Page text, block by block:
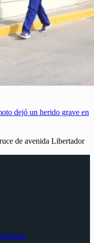
dejó un herido grave en
de avenida Libertador